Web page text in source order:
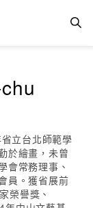
立台北師範學
於繪畫，未曾
會常務理事、
員。獲省展前
榮譽獎、